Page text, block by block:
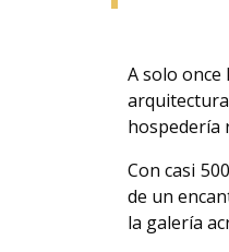
A solo once
hospedería
Con casi
de un
la galería